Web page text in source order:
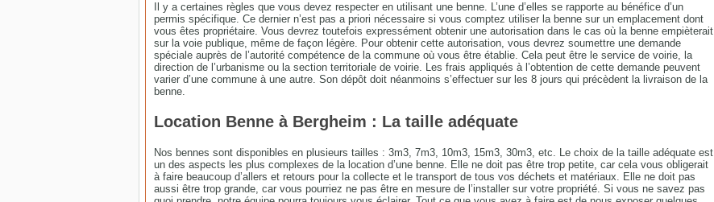
Il y a certaines règles que vous devez respecter en utilisant une benne. L’une d’elles se rapporte au bénéfice d’un
permis spécifique. Ce dernier n’est pas a priori nécessaire si vous comptez utiliser la benne sur un emplacement dont
vous êtes propriétaire. Vous devrez toutefois expressément obtenir une autorisation dans le cas où la benne empièterait
sur la voie publique, même de façon légère. Pour obtenir cette autorisation, vous devrez soumettre une demande
spéciale auprès de l’autorité compétence de la commune où vous être établie. Cela peut être le service de voirie, la
direction de l’urbanisme ou la section territoriale de voirie. Les frais appliqués à l’obtention de cette demande peuvent
varier d’une commune à une autre. Son dépôt doit néanmoins s’effectuer sur les 8 jours qui précèdent la livraison de la
benne.
Location Benne à Bergheim : La taille adéquate
Nos bennes sont disponibles en plusieurs tailles : 3m3, 7m3, 10m3, 15m3, 30m3, etc. Le choix de la taille adéquate est
un des aspects les plus complexes de la location d’une benne. Elle ne doit pas être trop petite, car cela vous obligerait
à faire beaucoup d’allers et retours pour la collecte et le transport de tous vos déchets et matériaux. Elle ne doit pas
aussi être trop grande, car vous pourriez ne pas être en mesure de l’installer sur votre propriété. Si vous ne savez pas